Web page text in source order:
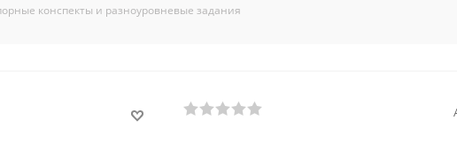
конспекты и разноуровневые задания